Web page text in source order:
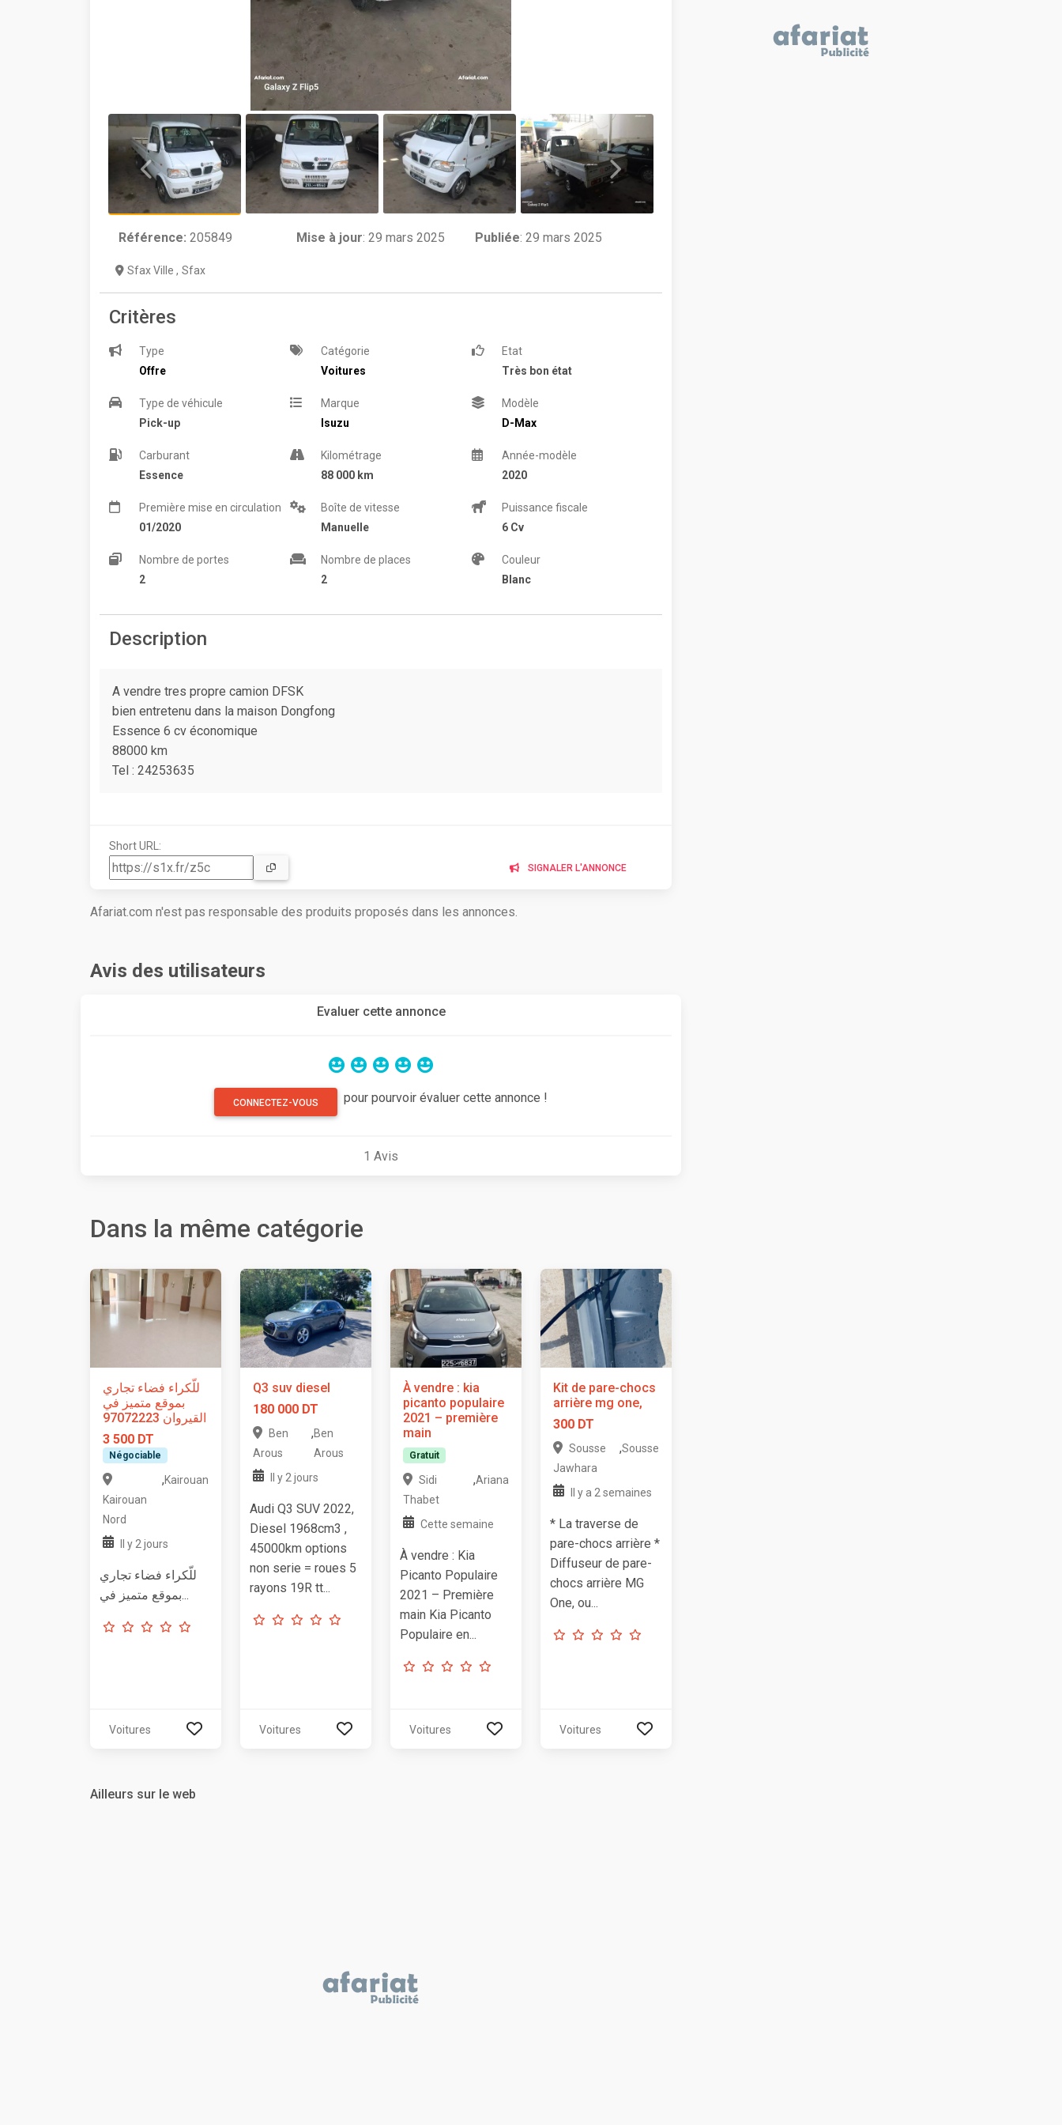
Référence: 205849 Mise à jour:29 mars 2025 Publiée: 29 mars 2025
Sfax Ville , Sfax
Critères
Type
Offre
Catégorie
Voitures
Etat
Très bon état
Type de véhicule
Pick-up
Marque
Isuzu
Modèle
D-Max
Carburant
Essence
Kilométrage
88 000 km
Année-modèle
2020
Première mise en circulation
01/2020
Boîte de vitesse
Manuelle
Puissance fiscale
6 Cv
Nombre de portes
2
Nombre de places
2
Couleur
Blanc
Description
A vendre tres propre camion DFSK
bien entretenu dans la maison Dongfong
Essence 6 cv économique
88000 km
Tel : 24253635
Short URL:
SIGNALER L'ANNONCE
Afariat.com n'est pas responsable des produits proposés dans les annonces.
Avis des utilisateurs
Evaluer cette annonce
CONNECTEZ-VOUS pour pourvoir évaluer cette annonce !
1 Avis
Dans la même catégorie
للّكراء فضاء تجاري
بموقع متميز في
القيروان 97072223
3 500 DT
Négociable
Kairouan
Nord
,Kairouan
Il y 2 jours
للّكراء فضاء تجاري
بموقع متميز في...
Voitures
Q3 suv diesel
180 000 DT
Ben
Arous
,Ben
Arous
Il y 2 jours
Audi Q3 SUV 2022,
Diesel 1968cm3 ,
45000km options
non serie = roues 5
rayons 19R tt...
Voitures
À vendre : kia
picanto populaire
2021 – première
main
Gratuit
Sidi
Thabet
,Ariana
Cette semaine
À vendre : Kia
Picanto Populaire
2021 – Première
main Kia Picanto
Populaire en...
Voitures
Kit de pare-chocs
arrière mg one,
300 DT
Sousse
Jawhara
,Sousse
Il y a 2 semaines
* La traverse de
pare-chocs arrière *
Diffuseur de pare-
chocs arrière MG
One, ou...
Voitures
Ailleurs sur le web